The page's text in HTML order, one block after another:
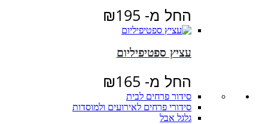
החל מ- ₪195
עציץ ספטיפיליום
החל מ- ₪165
סידור פרחים לבית
סידורי פרחים לאירועים ולמוסדות
גלגל אבל